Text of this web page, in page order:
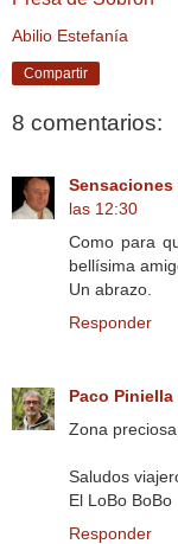
Abilio Estefanía
Compartir
8 comentarios:
Sensaciones
las 12:30
Como para
bellísima
Un abrazo.
Responder
Paco Piniella
Zona
Saludos
El LoBo BoBo
Responder